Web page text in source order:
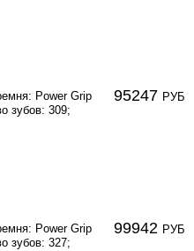
Power Grip
зубов: 309;
95247 РУБ
Power Grip
зубов: 327;
99942 РУБ